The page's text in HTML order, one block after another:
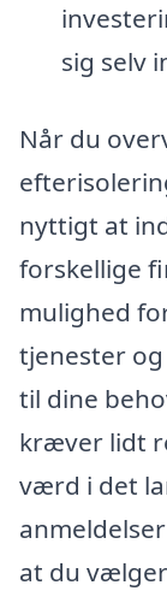
sig selv
Når du
nyttigt at
forskellige
mulighed
tjenester
til dine
kræver lidt
værd i det
at du